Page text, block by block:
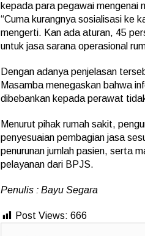
kepada para pegawai mengenai
“Cuma kurangnya sosialisasi ke
mengerti. Kan ada aturan, 45
untuk jasa sarana operasional
Dengan adanya penjelasan
Masamba menegaskan bahwa
dibebankan kepada perawat
Menurut pihak rumah sakit,
penyesuaian pembagian jasa
penurunan jumlah pasien, serta
pelayanan dari BPJS.
Penulis : Bayu Segara
Post Views: 666